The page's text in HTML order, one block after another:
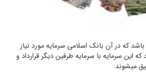
كه در آن بانك اسلامي سرمايه مورد نياز
اين سرمايه با سرمایه طرفين دیگر قرارداد و
میشوند